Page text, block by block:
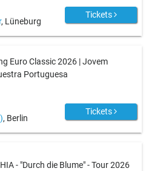
, Lüneburg
Tickets
Euro Classic 2026 | Jovem
Portuguesa
, Berlin
Tickets
- "Durch die Blume" - Tour 2026